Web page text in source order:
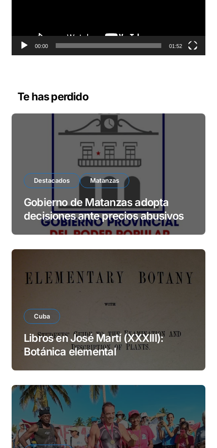
t
r
d
00:00 01:52
Te has perdido
Destacados Matanzas
Gobierno de Matanzas adopta
decisiones ante precios abusivos
Cuba
Libros en José Martí (XXXIII):
Botánica elemental